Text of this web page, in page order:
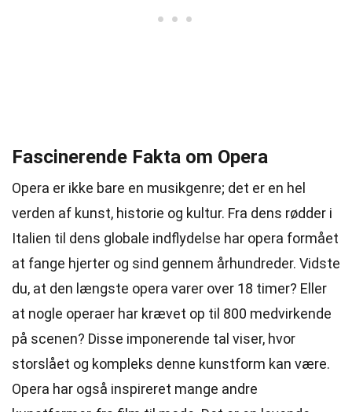
Fascinerende Fakta om Opera
Opera er ikke bare en musikgenre; det er en hel
verden af kunst, historie og kultur. Fra dens rødder i
Italien til dens globale indflydelse har opera formået
at fange hjerter og sind gennem århundreder. Vidste
du, at den længste opera varer over 18 timer? Eller
at nogle operaer har krævet op til 800 medvirkende
på scenen? Disse imponerende tal viser, hvor
storslået og kompleks denne kunstform kan være.
Opera har også inspireret mange andre